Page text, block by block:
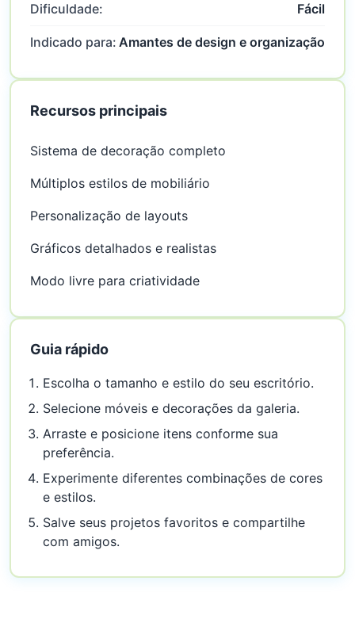
Dificuldade: Fácil
Indicado para: Amantes de design e organização
Recursos principais
Sistema de decoração completo
Múltiplos estilos de mobiliário
Personalização de layouts
Gráficos detalhados e realistas
Modo livre para criatividade
Guia rápido
Escolha o tamanho e estilo do seu escritório.
Selecione móveis e decorações da galeria.
Arraste e posicione itens conforme sua
preferência.
Experimente diferentes combinações de cores
e estilos.
Salve seus projetos favoritos e compartilhe
com amigos.